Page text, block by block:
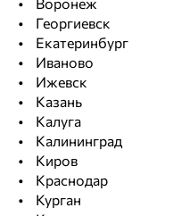
Воронеж
Георгиевск
Екатеринбург
Иваново
Ижевск
Казань
Калуга
Калининград
Киров
Краснодар
Курган